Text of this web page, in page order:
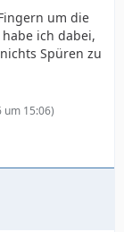
um die
ich dabei,
Spüren zu
um 15:06)